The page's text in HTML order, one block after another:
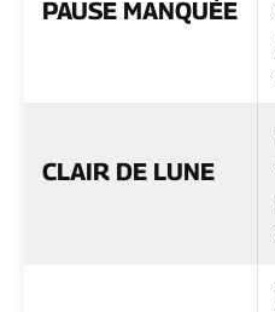
PAUSE MANQUÉE
CLAIR DE LUNE